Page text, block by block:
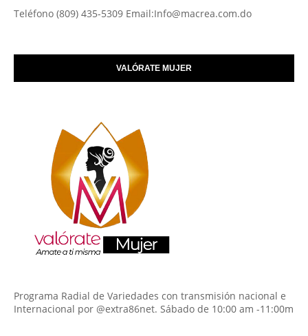
Teléfono (809) 435-5309 Email:Info@macrea.com.do
VALÓRATE MUJER
Programa Radial de Variedades con transmisión nacional e
Internacional por @extra86net. Sábado de 10:00 am -11:00m